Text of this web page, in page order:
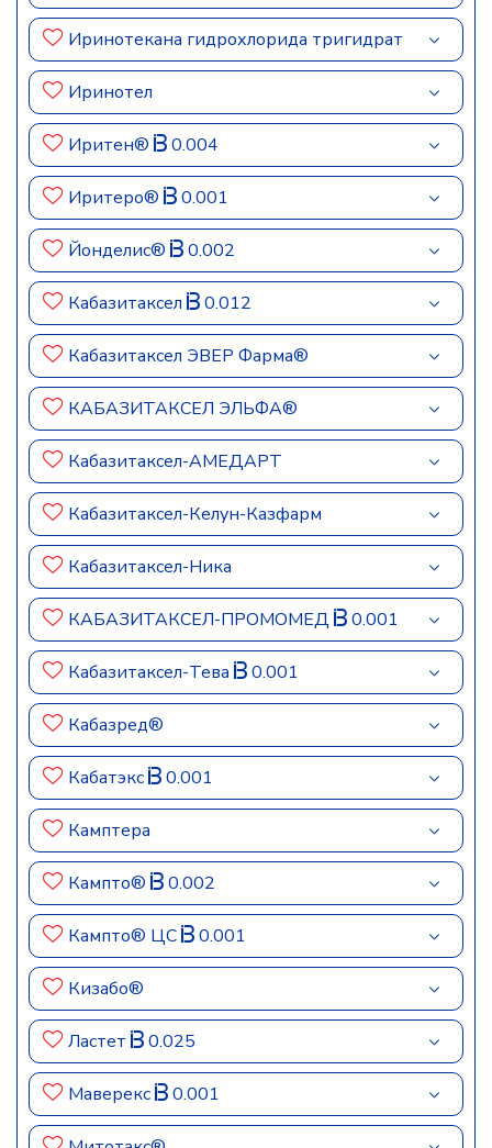
Иринотекана гидрохлорида тригидрат
Иринотел
Иритен® 0.004
Иритеро® 0.001
Йонделис® 0.002
Кабазитаксел 0.012
Кабазитаксел ЭВЕР Фарма®
КАБАЗИТАКСЕЛ ЭЛЬФА®
Кабазитаксел-АМЕДАРТ
Кабазитаксел-Келун-Казфарм
Кабазитаксел-Ника
КАБАЗИТАКСЕЛ-ПРОМОМЕД 0.001
Кабазитаксел-Тева 0.001
Кабазред®
Кабатэкс 0.001
Камптера
Кампто® 0.002
Кампто® ЦС 0.001
Кизабо®
Ластет 0.025
Маверекс 0.001